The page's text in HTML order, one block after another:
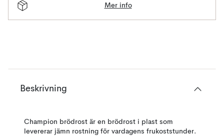
Mer info
Beskrivning
Champion brödrost är en brödrost i plast som
levererar jämn rostning för vardagens frukoststunder.